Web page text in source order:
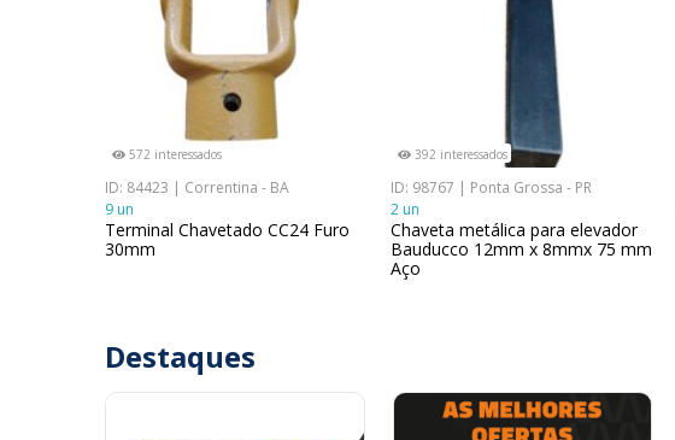
572 interessados
ID: 84423 | Correntina - BA
9 un
Terminal Chavetado CC24 Furo
30mm
392 interessados
ID: 98767 | Ponta Grossa - PR
2 un
Chaveta metálica para elevador
Bauducco 12mm x 8mmx 75 mm
Aço
Destaques